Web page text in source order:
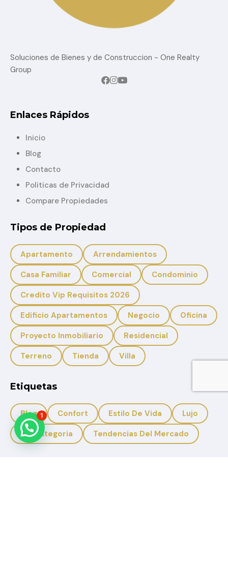
Soluciones de Bienes y de Construccion - One Realty
Group
Enlaces Rápidos
Inicio
Blog
Contacto
Politicas de Privacidad
Compare Propiedades
Tipos de Propiedad
Apartamento
Arrendamientos
Casa Familiar
Comercial
Condominio
Credito Vip Requisitos 2026
Edificio Apartamentos
Negocio
Oficina
Proyecto Inmobiliario
Residencial
Terreno
Tienda Villa
Etiquetas
Blog Confort Estilo De Vida
Lujo
Sin Categoria
Tendencias Del Mercado
1